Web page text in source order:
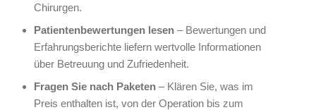
Chirurgen.
Patientenbewertungen lesen – Bewertungen und
Erfahrungsberichte liefern wertvolle Informationen
über Betreuung und Zufriedenheit.
Fragen Sie nach Paketen – Klären Sie, was im
Preis enthalten ist, von der Operation bis zum